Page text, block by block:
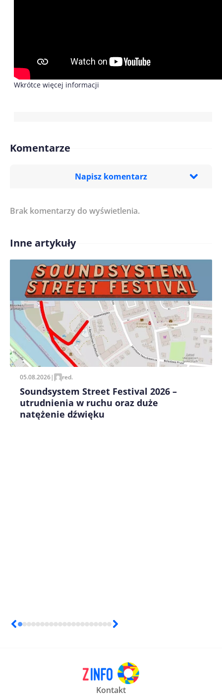
Wkrótce więcej informacji
Komentarze
Napisz komentarz
Treść komentarza*
Imię/ Nick*
Zapamiętaj moje dane w tej przeglądarce podczas
pisania kolejnych komentarzy.
Brak komentarzy do wyświetlenia.
Inne artykuły
05.08.2026| red.
Soundsystem Street Festival 2026 –
utrudnienia w ruchu oraz duże
natężenie dźwięku
Kontakt